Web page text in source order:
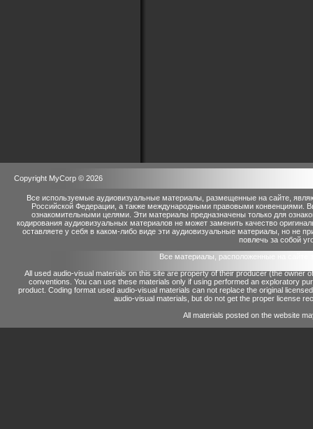
Copyright MyCorp © 2026
Все используемые аудиовизуальные материалы, размещенные на сайте,
Российской Федерации, а также международными правовыми конвенциями.
ознакомительными целями. Эти материалы предназначены только для
кодирования аудиовизуальных материалов не может заменить качество
оставляете у себя в каком-либо виде эти аудиовизуальные материалы, но не
повлечь за собой
Все материалы, расположенные на сайте
All used audio-visual materials on this site are property of their producer (the owner
conventions. You can use these materials only if using performed an exploratory
product. Coding format used audio-visual materials can not replace the original
audio-visual materials, but do not get the proper license
All materials posted on the website